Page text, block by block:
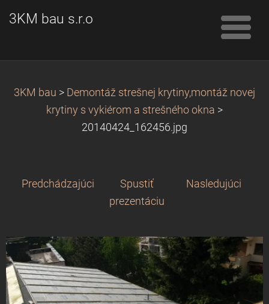
3KM bau s.r.o
3KM bau > Demontáž strešnej krytiny,montáž novej
krytiny s vykiérom a strešného okna >
20140424_162456.jpg
Predchádzajúci
Spustiť
prezentáciu
Nasledujúci